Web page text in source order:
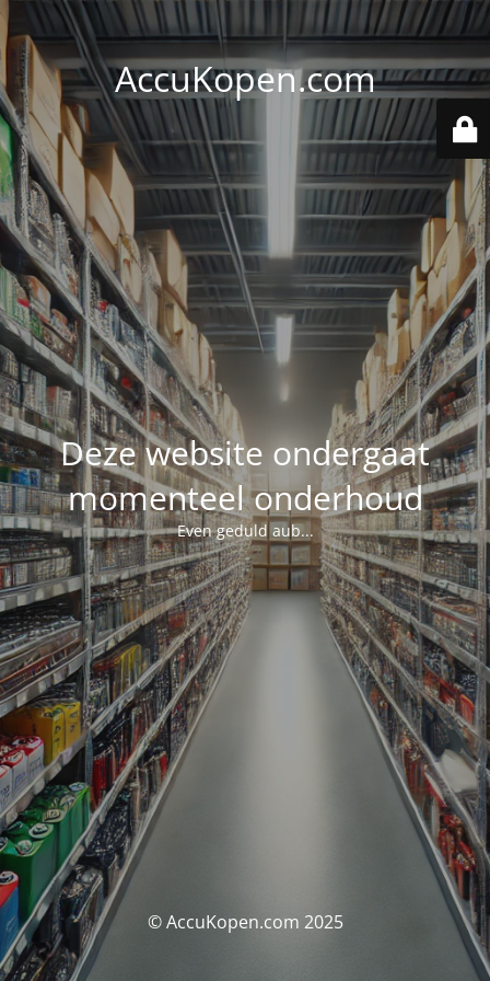
AccuKopen.com
Deze website ondergaat
momenteel onderhoud
Even geduld aub...
© AccuKopen.com 2025